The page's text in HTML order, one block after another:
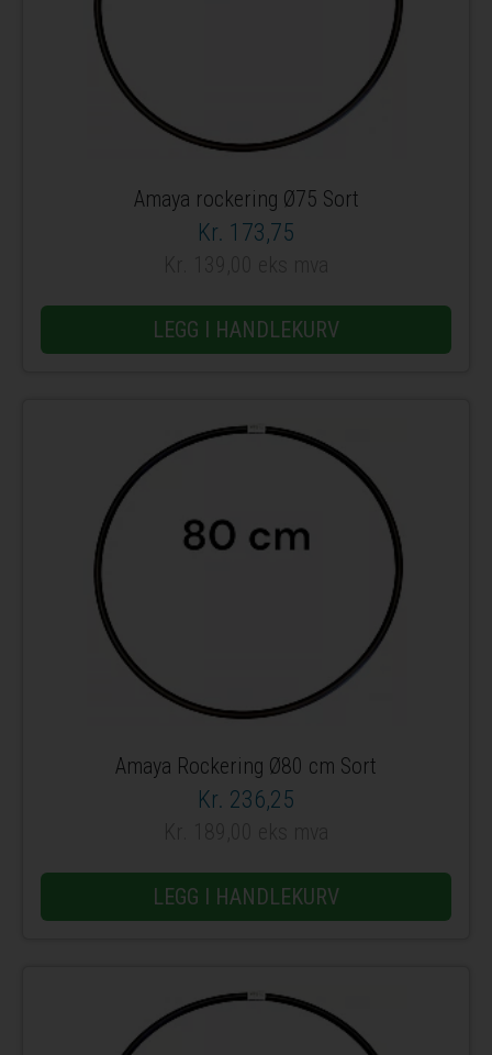
Amaya rockering Ø75 Sort
Kr. 173,75
LEGG I HANDLEKURV
Amaya Rockering Ø80 cm Sort
Kr. 236,25
LEGG I HANDLEKURV